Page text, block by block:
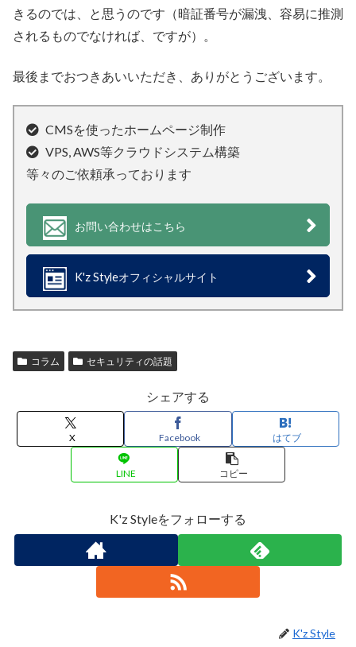
きるのでは、と思うのです（暗証番号が漏洩、容易に推測
されるものでなければ、ですが）。
最後までおつきあいいただき、ありがとうございます。
CMSを使ったホームページ制作
VPS, AWS等クラウドシステム構築
等々のご依頼承っております
お問い合わせはこちら
K'z Styleオフィシャルサイト
コラム セキュリティの話題
シェアする
X Facebook はてブ
LINE コピー
K'z Styleをフォローする
K'z Style